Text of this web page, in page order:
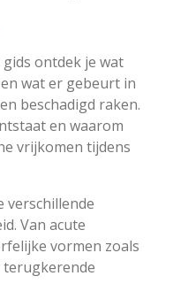
ontdek je wat
wat er gebeurt in
beschadigd raken.
en waarom
vrijkomen tijdens
verschillende
Van acute
vormen zoals
terugkerende